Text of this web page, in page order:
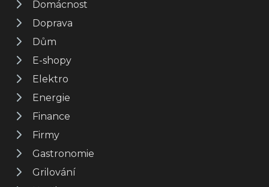
Domácnost
Doprava
Dům
E-shopy
Elektro
Energie
Finance
Firmy
Gastronomie
Grilování